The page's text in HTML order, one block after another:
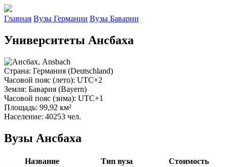
Главная Вузы Германии Вузы Баварии
Университеты Ансбаха
Страна: Германия (Deutschland)
Часовой пояс (лето): UTC+2
Земля: Бавария (Bayern)
Часовой пояс (зима): UTC+1
Площадь: 99,92 км²
Население: 40253 чел.
Вузы Ансбаха
Название Тип вуза
Стоимость